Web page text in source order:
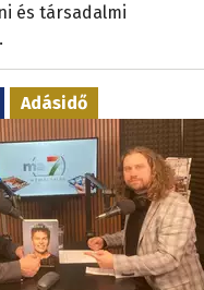
és társadalmi
Adásidő